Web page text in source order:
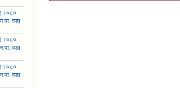
वडा
वडा
वडा